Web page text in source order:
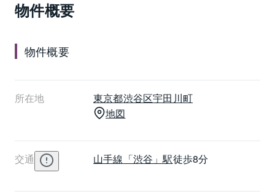
物件概要
物件概要
所在地 東京都渋谷区宇田川町
地図
交通 山手線 「渋谷」駅徒歩8分